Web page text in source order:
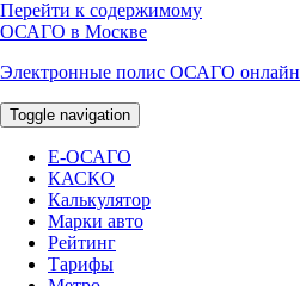
Перейти к содержимому
ОСАГО в Москве
Электронные полис ОСАГО онлайн
Toggle navigation
E-ОСАГО
КАСКО
Калькулятор
Марки авто
Рейтинг
Тарифы